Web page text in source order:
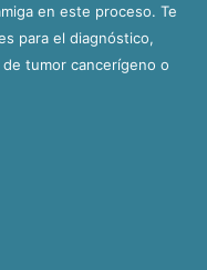
en este proceso. Te
para el diagnóstico,
tumor cancerígeno o